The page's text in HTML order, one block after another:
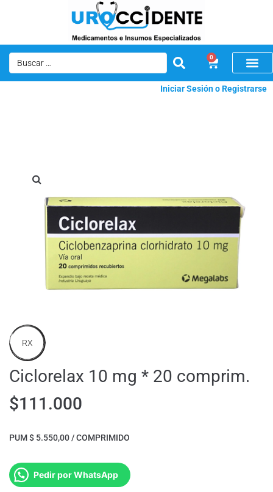
0
Iniciar Sesión o Registrarse
RX
Ciclorelax 10 mg * 20 comprim.
$111.000
PUM $ 5.550,00 / COMPRIMIDO
Pedir por WhatsApp